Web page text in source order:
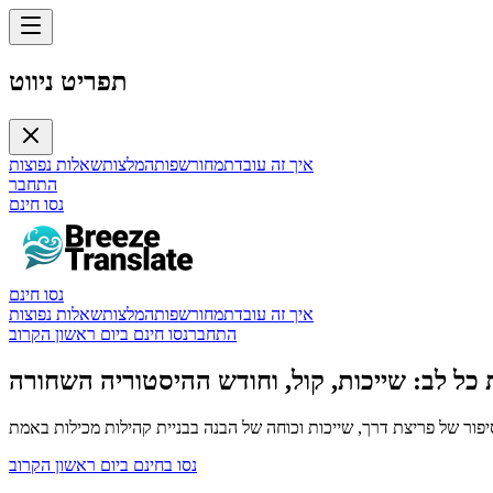
תפריט ניווט
איך זה עובדתמחורשפותהמלצותשאלות נפוצות
התחבר
נסו חינם
נסו חינם
איך זה עובדתמחורשפותהמלצותשאלות נפוצות
התחברנסו חינם ביום ראשון הקרוב
לב: שייכות, קול, וחודש ההיסטוריה השחורה
נסו בחינם ביום ראשון הקרוב